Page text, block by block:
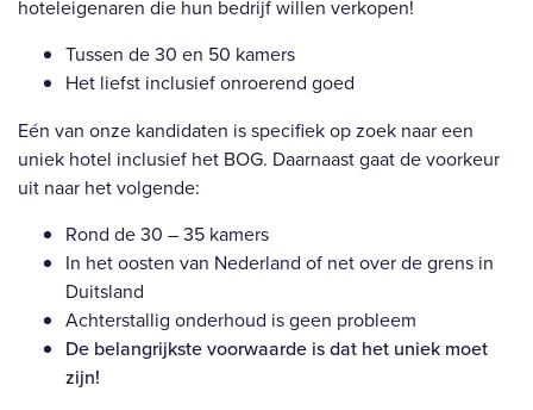
hoteleigenaren die hun bedrijf willen verkopen!
Tussen de 30 en 50 kamers
Het liefst inclusief onroerend goed
Eén van onze kandidaten is specifiek op zoek naar een
uniek hotel inclusief het BOG. Daarnaast gaat de voorkeur
uit naar het volgende:
Rond de 30 – 35 kamers
In het oosten van Nederland of net over de grens in
Duitsland
Achterstallig onderhoud is geen probleem
De belangrijkste voorwaarde is dat het uniek moet
zijn!